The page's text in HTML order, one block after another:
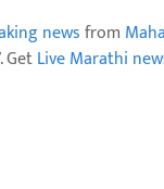
newsfrom
GetLive Marathi